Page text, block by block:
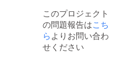
このプロジェクト
の問題報告はこち
らよりお問い合わ
せください